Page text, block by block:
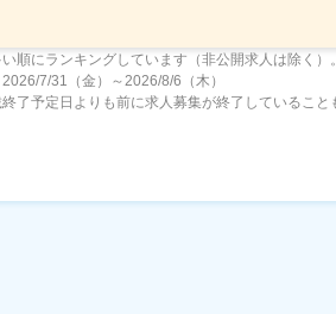
順にランキングしています（非公開求人は除く）。
7/31（金）～2026/8/6（木）
了予定日よりも前に求人募集が終了しているこ